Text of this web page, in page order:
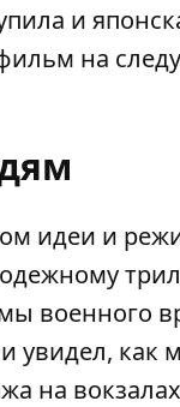
и
фильм на
идеи и
военного
увидел, как
на